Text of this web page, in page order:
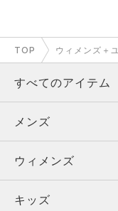
TOP ウィメンズ＋
すべてのアイテム
メンズ
ウィメンズ
キッズ
メンズ
トップス
ボトムス
ウィメンズ
トップス
キッズ